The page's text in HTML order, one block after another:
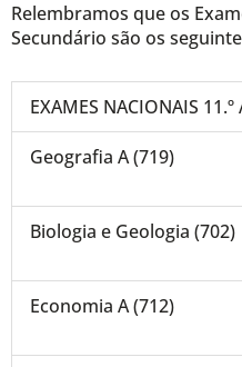
Relembramos que os
Secundário são os
EXAMES NACIONAIS 11.º
Geografia A (719)
Biologia e Geologia (702)
Economia A (712)